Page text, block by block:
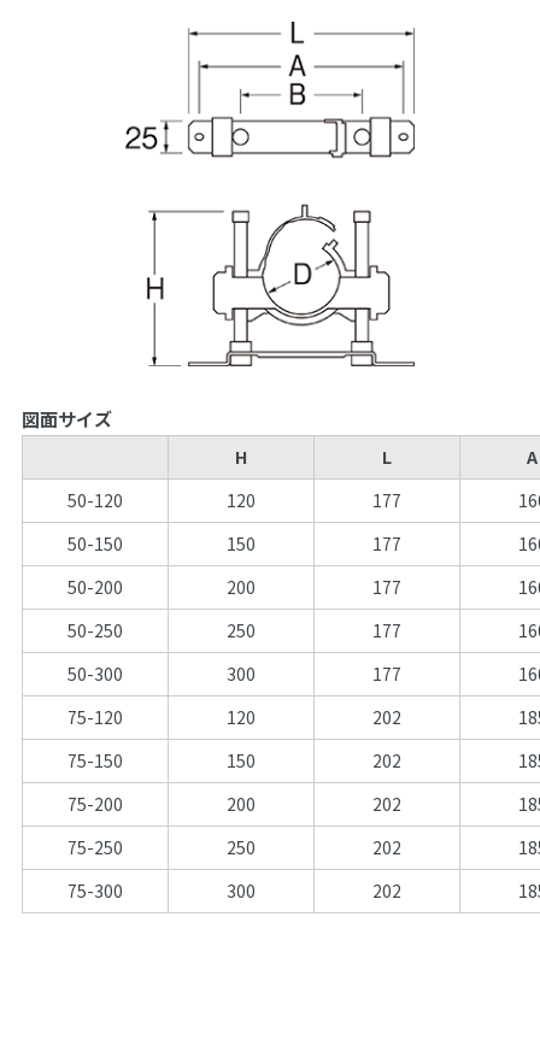
図面サイズ
H L
A
50-120
120 177
50-150
150 177
50-200
200 177
50-250
250 177
50-300
300 177
75-120
120 202
75-150
150 202
75-200
200 202
75-250
250 202
75-300
300 202